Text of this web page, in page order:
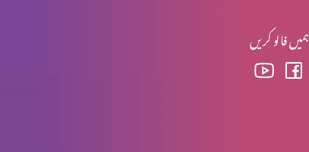
ہمیں فالو کریں